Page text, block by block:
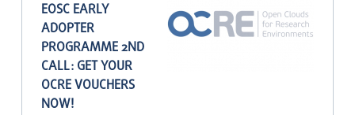
EOSC EARLY
ADOPTER
PROGRAMME 2ND
CALL: GET YOUR
OCRE VOUCHERS
NOW!